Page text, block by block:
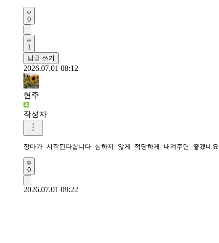
0
1
답글 쓰기
2026.07.01 08:12
현주
작성자
장마가 시작된다합니다 심하지 않게 적당하게 내려주면 좋겠네
0
2026.07.01 09:22